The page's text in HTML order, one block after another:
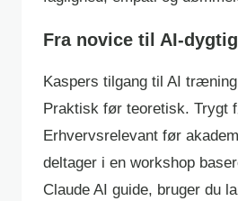
Fra novice til AI-
Kaspers tilgang til AI
Praktisk før teoretisk. Trygt
Erhvervsrelevant før
deltager i en workshop
Claude AI guide, bruger du